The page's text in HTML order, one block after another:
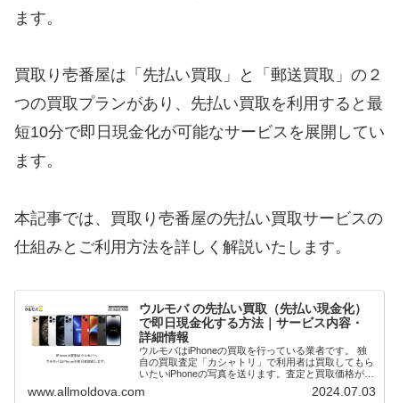
ます。
買取り壱番屋は「先払い買取」と「郵送買取」の２
つの買取プランがあり、先払い買取を利用すると最
短10分で即日現金化が可能なサービスを展開してい
ます。
本記事では、買取り壱番屋の先払い買取サービスの
仕組みとご利用方法を詳しく解説いたします。
ウルモバ の先払い買取（先払い現金化）
で即日現金化する方法｜サービス内容・
詳細情報
ウルモバはiPhoneの買取を行っている業者です。 独
自の買取査定「カシャトリ」で利用者は買取してもら
いたいiPhoneの写真を送ります。査定と買取価格が確
定次第先払いで現金買取してもらうことで即日現金化
（最短20分）が可能です。 本記事で...
www.allmoldova.com 2024.07.03